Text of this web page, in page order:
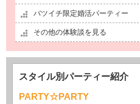
バツイチ限定婚活パーティー
その他の体験談を見る
スタイル別パーティー紹介
PARTY☆PARTY